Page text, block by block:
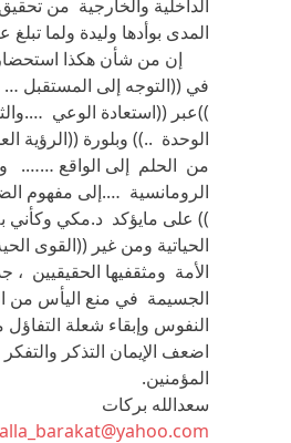
الداخلية والخارجية من
المدى بوأدها وليدة ولما تبلغ
إن من شأن هكذا
في ((التوجه إلى المستقبل …
))عبر ((استعادة الوعي
الوحدة ..)) وبلورة ((الرؤية
من الحلم إلى الواقع …….
الرومانسية ….إلى مفهوم
)) على مايؤكد د.مكي وكأني
الحياتية ومن غير ((القوى
الأمة ومثقفيها الحقيقيين ،
الجسيمة في منع اليأس من
النفوس وإبقاء شعلة التفاؤل
اضعف الإيمان التذكر
المؤمنين.
سعدالله بركات